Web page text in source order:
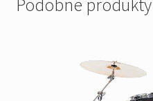
Podobne produkty